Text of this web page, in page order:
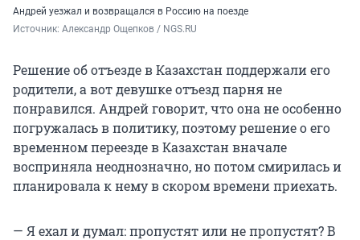
Андрей уезжал и возвращался в Россию на поезде
Источник: Александр Ощепков / NGS.RU
Решение об отъезде в Казахстан поддержали его
родители, а вот девушке отъезд парня не
понравился. Андрей говорит, что она не особенно
погружалась в политику, поэтому решение о его
временном переезде в Казахстан вначале
восприняла неоднозначно, но потом смирилась и
планировала к нему в скором времени приехать.
— Я ехал и думал: пропустят или не пропустят? В